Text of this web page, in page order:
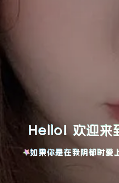
Hello! 欢迎来
如果你是在我阴郁时爱